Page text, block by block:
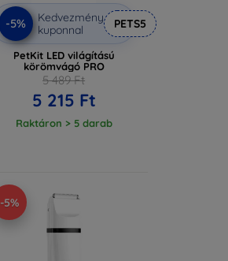
-5%
Kedvezmény
kuponnal
PETS5
PetKit LED világítású
körömvágó PRO
5 489 Ft
5 215 Ft
Raktáron > 5 darab
-5%